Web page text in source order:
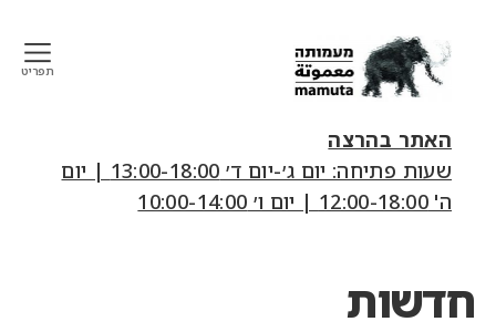
art
&
research
center
תפריט
האתר בהרצה
שעות פתיחה: יום ג׳-יום ד׳ 13:00-18:00 | יום
ה' 12:00-18:00 | יום ו׳ 10:00-14:00
חדשות